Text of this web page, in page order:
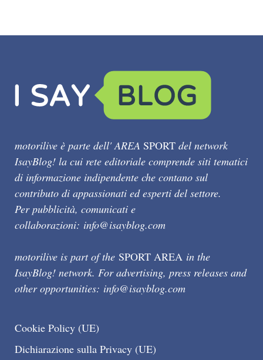
motorilive è parte dell' AREA SPORT del network
IsayBlog! la cui rete editoriale comprende siti tematici
di informazione indipendente che contano sul
contributo di appassionati ed esperti del settore.
Per pubblicità, comunicati e
collaborazioni: info@isayblog.com
motorilive is part of the SPORT AREA in the
IsayBlog! network. For advertising, press releases and
other opportunities: info@isayblog.com
Cookie Policy (UE)
Dichiarazione sulla Privacy (UE)